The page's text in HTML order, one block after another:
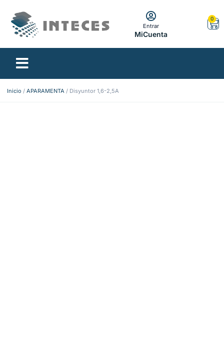
Entrar
MiCuenta
0
Inicio / APARAMENTA / Disyuntor 1,6-2,5A